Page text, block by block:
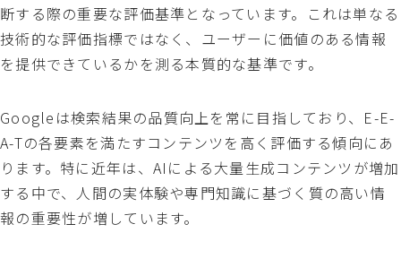
断する際の重要な評価基準となっています。これは単なる
技術的な評価指標ではなく、ユーザーに価値のある情報
を提供できているかを測る本質的な基準です。
Googleは検索結果の品質向上を常に目指しており、E-E-
A-Tの各要素を満たすコンテンツを高く評価する傾向にあ
ります。特に近年は、AIによる大量生成コンテンツが増加
する中で、人間の実体験や専門知識に基づく質の高い情
報の重要性が増しています。